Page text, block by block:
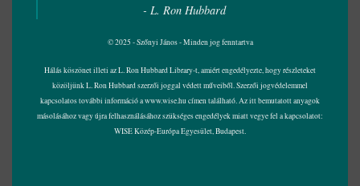
- L. Ron Hubbard
© 2025 - Szőnyi János - Minden jog fenntartva
Hálás köszönet illeti az L. Ron Hubbard Library-t, amiért engedélyezte, hogy részleteket
közöljünk L. Ron Hubbard szerzői joggal védett műveiből. Szerzői jogvédelemmel
kapcsolatos további információ awww.wise.hucímen található. Az itt bemutatott anyagok
másolásához vagy újra felhasználásához szükséges engedélyek miatt vegye fel a kapcsolatot:
WISE Közép-Európa Egyesület, Budapest.